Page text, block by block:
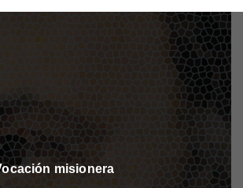
misionera